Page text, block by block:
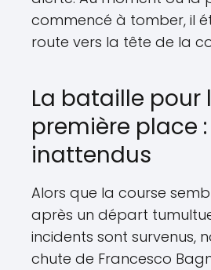
commencé à tomber, il
route vers la tête de la
La bataille pour
première place
inattendus
Alors que la course
après un départ
incidents sont survenus,
chute de Francesco